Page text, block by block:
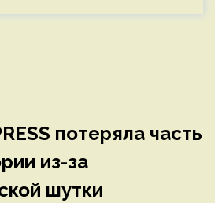
потеряла часть
из-за
шутки